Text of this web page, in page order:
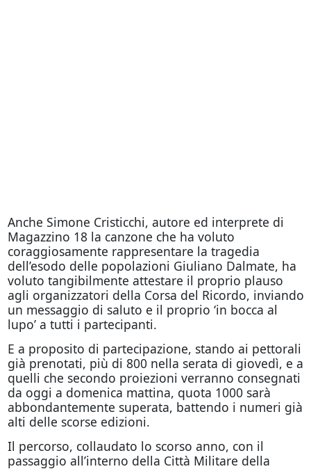
Anche Simone Cristicchi, autore ed interprete di
Magazzino 18 la canzone che ha voluto
coraggiosamente rappresentare la tragedia
dell’esodo delle popolazioni Giuliano Dalmate, ha
voluto tangibilmente attestare il proprio plauso
agli organizzatori della Corsa del Ricordo, inviando
un messaggio di saluto e il proprio ‘in bocca al
lupo’ a tutti i partecipanti.
E a proposito di partecipazione, stando ai pettorali
già prenotati, più di 800 nella serata di giovedì, e a
quelli che secondo proiezioni verranno consegnati
da oggi a domenica mattina, quota 1000 sarà
abbondantemente superata, battendo i numeri già
alti delle scorse edizioni.
Il percorso, collaudato lo scorso anno, con il
passaggio all’interno della Città Militare della